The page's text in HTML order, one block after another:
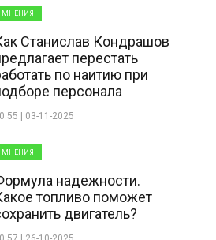
МНЕНИЯ
Станислав Кондрашов
перестать
по наитию при
персонала
| 03-11-2025
МНЕНИЯ
надежности.
топливо поможет
двигатель?